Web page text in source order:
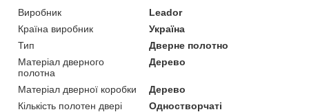
Виробник
Leador
Країна виробник
Україна
Тип
Дверне полотно
Матеріал дверного
полотна
Дерево
Матеріал дверної коробки
Дерево
Кількість полотен двері
Одностворчаті